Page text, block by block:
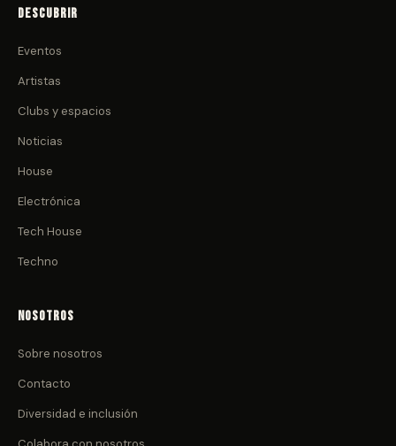
Descubrir
Eventos
Artistas
Clubs y espacios
Noticias
House
Electrónica
Tech House
Techno
Nosotros
Sobre nosotros
Contacto
Diversidad e inclusión